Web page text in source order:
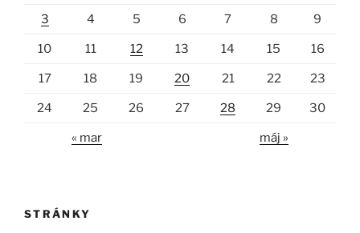
3 4 5 6 7 8 9
10 11 12 13 14 15 16
17 18 19 20 21 22 23
24 25 26 27 28 29 30
« mar máj »
STRÁNKY